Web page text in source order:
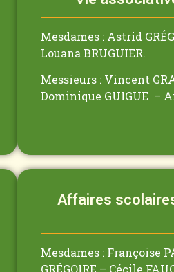
Mesdames : Astrid
Louana BRUGUIER.
Messieurs : Vincent
Dominique GUIGUE –
Affaires
Mesdames : Françoise
GRÉGOIRE – Cécile